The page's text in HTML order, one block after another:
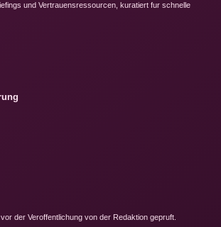
und Vertrauensressourcen, kuratiert fur schnelle
der Veroffentlichung von der Redaktion gepruft.